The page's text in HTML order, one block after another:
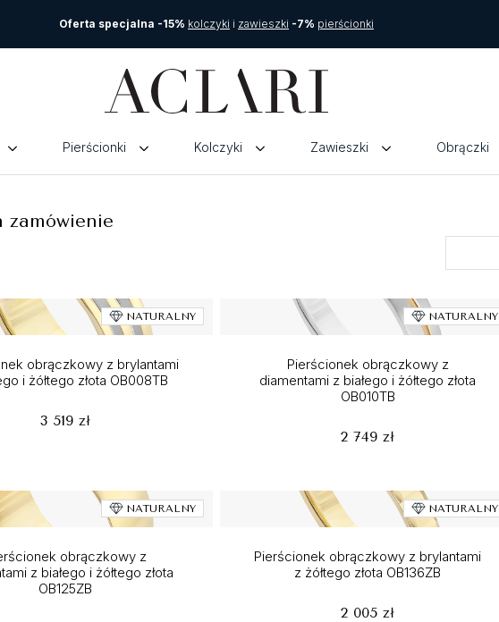
Oferta specjalna -15% kolczyki i zawieszki -7% pierścionki
Pierścionki Kolczyki Zawieszki Obrączki
zamówienie
NATURALNY
obrączkowy z brylantami
i żółtego złota OB008TB
3 519 zł
NATURALNY
Pierścionek obrączkowy z
diamentami z białego i żółtego złota
OB010TB
2 749 zł
NATURALNY
obrączkowy z
z białego i żółtego złota
OB125ZB
NATURALNY
Pierścionek obrączkowy z brylantami
z żółtego złota OB136ZB
2 005 zł